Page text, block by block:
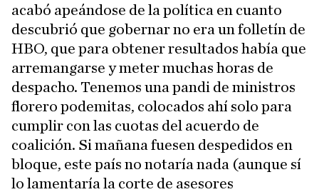
acabó apeándose de la política en cuanto
descubrió que gobernar no era un folletín de
HBO, que para obtener resultados había que
arremangarse y meter muchas horas de
despacho. Tenemos una pandi de ministros
florero podemitas, colocados ahí solo para
cumplir con las cuotas del acuerdo de
coalición. Si mañana fuesen despedidos en
bloque, este país no notaría nada (aunque sí
lo lamentaría la corte de asesores